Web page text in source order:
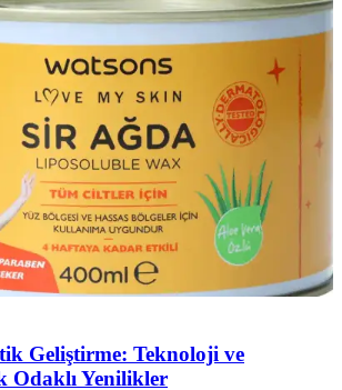
Geliştirme: Teknoloji ve
Yenilikler